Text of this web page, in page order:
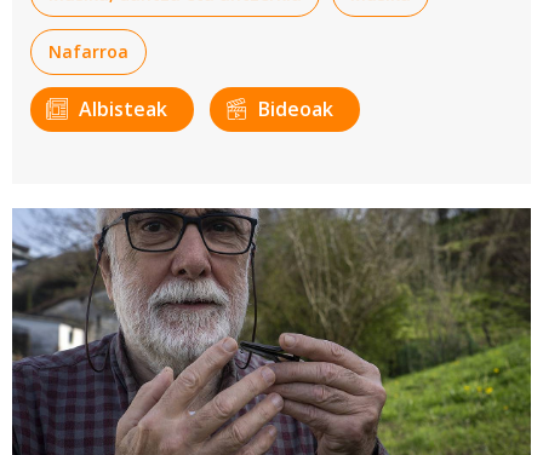
Nafarroa
Albisteak Bideoak